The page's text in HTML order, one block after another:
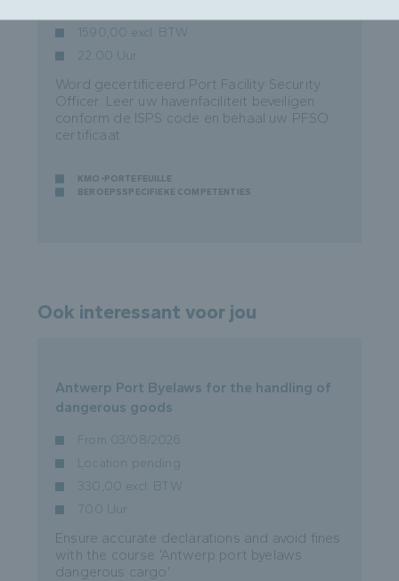
1590,00 excl. BTW
22.00 Uur
Word gecertificeerd Port Facility Security
Officer. Leer uw havenfaciliteit beveiligen
conform de ISPS code en behaal uw PFSO
certificaat.
KMO-PORTEFEUILLE
BEROEPSSPECIFIEKE COMPETENTIES
Ook interessant voor jou
Antwerp Port Byelaws for the handling of
dangerous goods
From 03/08/2026
Location pending
330,00 excl. BTW
7.00 Uur
Ensure accurate declarations and avoid fines
with the course ‘Antwerp port byelaws
dangerous cargo’.